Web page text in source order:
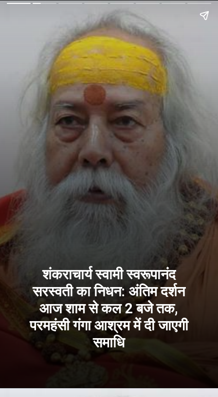
शंकराचार्य स्वामी स्वरूपानंद
सरस्वती का निधन: अंतिम दर्शन
आज शाम से कल 2 बजे तक,
परमहंसी गंगा आश्रम में दी जाएगी
समाधि